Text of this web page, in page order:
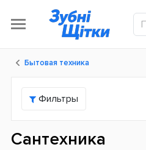
Бытовая техника
Фильтры
Сантехника